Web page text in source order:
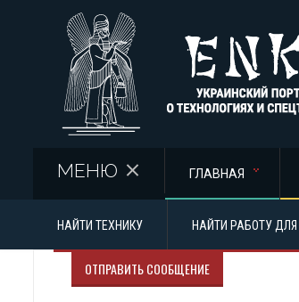
МЕНЮ ГЛАВНАЯ
НАЙТИ ТЕХНИКУ НАЙТИ РАБОТУ
ОТПРАВИТЬ СООБЩЕНИЕ